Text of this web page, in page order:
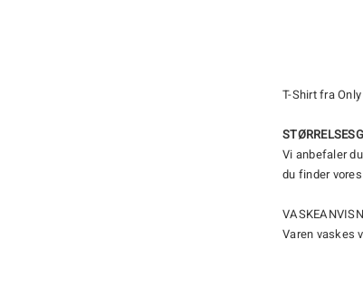
T-Shirt fra
Vi anbefaler
du finder
Varen vaskes